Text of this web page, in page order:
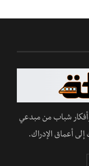
وأفكار شباب من مبدعي
أعماق الإدراك.